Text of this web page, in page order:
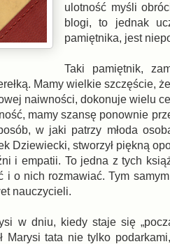
ulotność myśli
blogi, to jednak
pamiętnika, jest
Taki pamiętnik,
Mamy wielkie szczęście,
naiwności, dokonuje wielu
mamy szansę ponownie
w jaki patrzy młoda
Dziewiecki, stworzył piękną
i empatii. To jedna z tych
i o nich rozmawiać. Tym
nauczycieli.
w dniu, kiedy staje się
Marysi tata nie tylko